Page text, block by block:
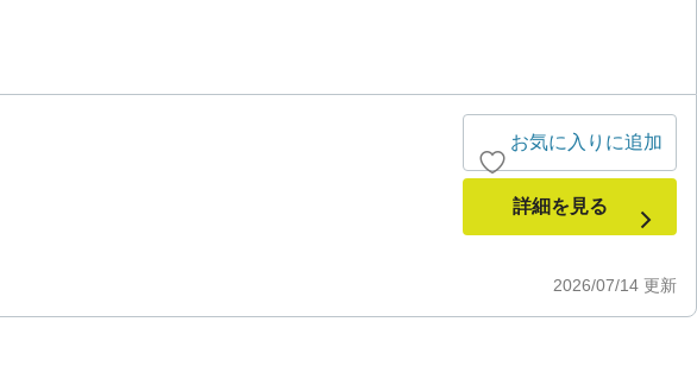
2026/07/14 更新
お気に入りに追加
詳細を見る